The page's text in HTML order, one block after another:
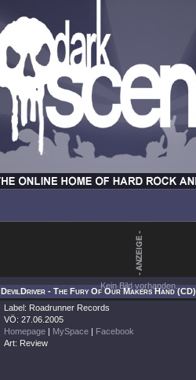
Kein Bild vorhanden.
DevilDriver - The Fury Of Our Makers Hand (CD)
Label: Roadrunner Records
VÖ: 27.06.2005
Homepage | MySpace | Facebook
Art: Review